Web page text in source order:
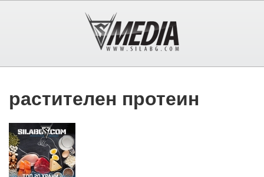
растителен протеин